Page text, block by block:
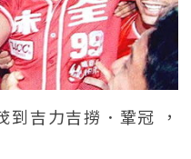
到吉力吉撈．鞏冠 ，